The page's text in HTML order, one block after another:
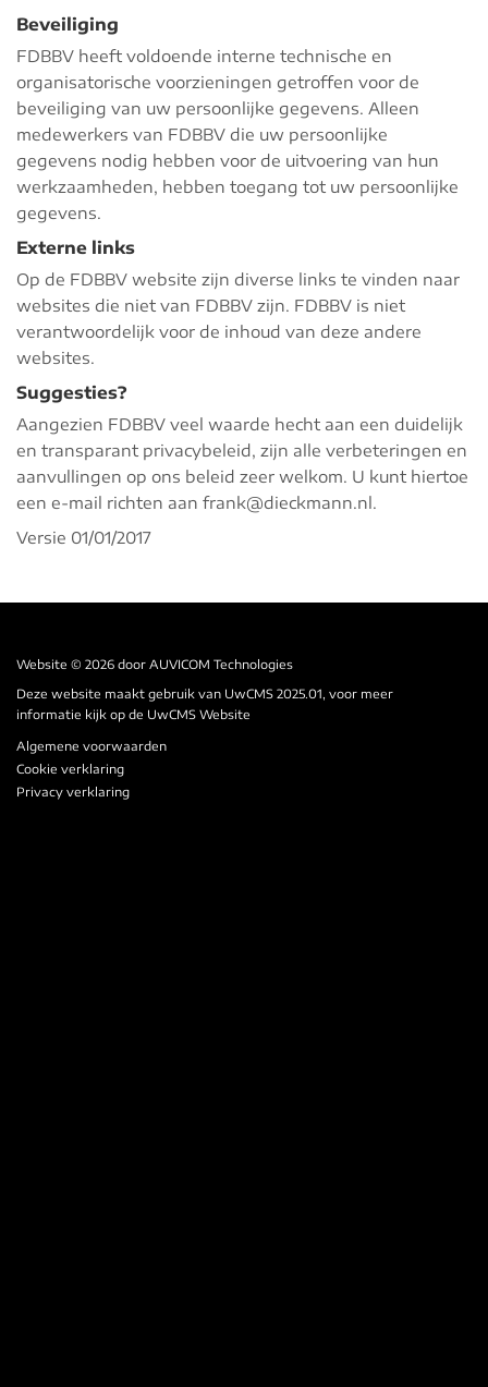
Beveiliging
FDBBV heeft voldoende interne technische en
organisatorische voorzieningen getroffen voor de
beveiliging van uw persoonlijke gegevens. Alleen
medewerkers van FDBBV die uw persoonlijke
gegevens nodig hebben voor de uitvoering van hun
werkzaamheden, hebben toegang tot uw persoonlijke
gegevens.
Externe links
Op de FDBBV website zijn diverse links te vinden naar
websites die niet van FDBBV zijn. FDBBV is niet
verantwoordelijk voor de inhoud van deze andere
websites.
Suggesties?
Aangezien FDBBV veel waarde hecht aan een duidelijk
en transparant privacybeleid, zijn alle verbeteringen en
aanvullingen op ons beleid zeer welkom. U kunt hiertoe
een e-mail richten aan frank@dieckmann.nl.
Versie 01/01/2017
Website © 2026 door AUVICOM Technologies
Deze website maakt gebruik van UwCMS 2025.01, voor meer
informatie kijk op de UwCMS Website
Algemene voorwaarden
Cookie verklaring
Privacy verklaring